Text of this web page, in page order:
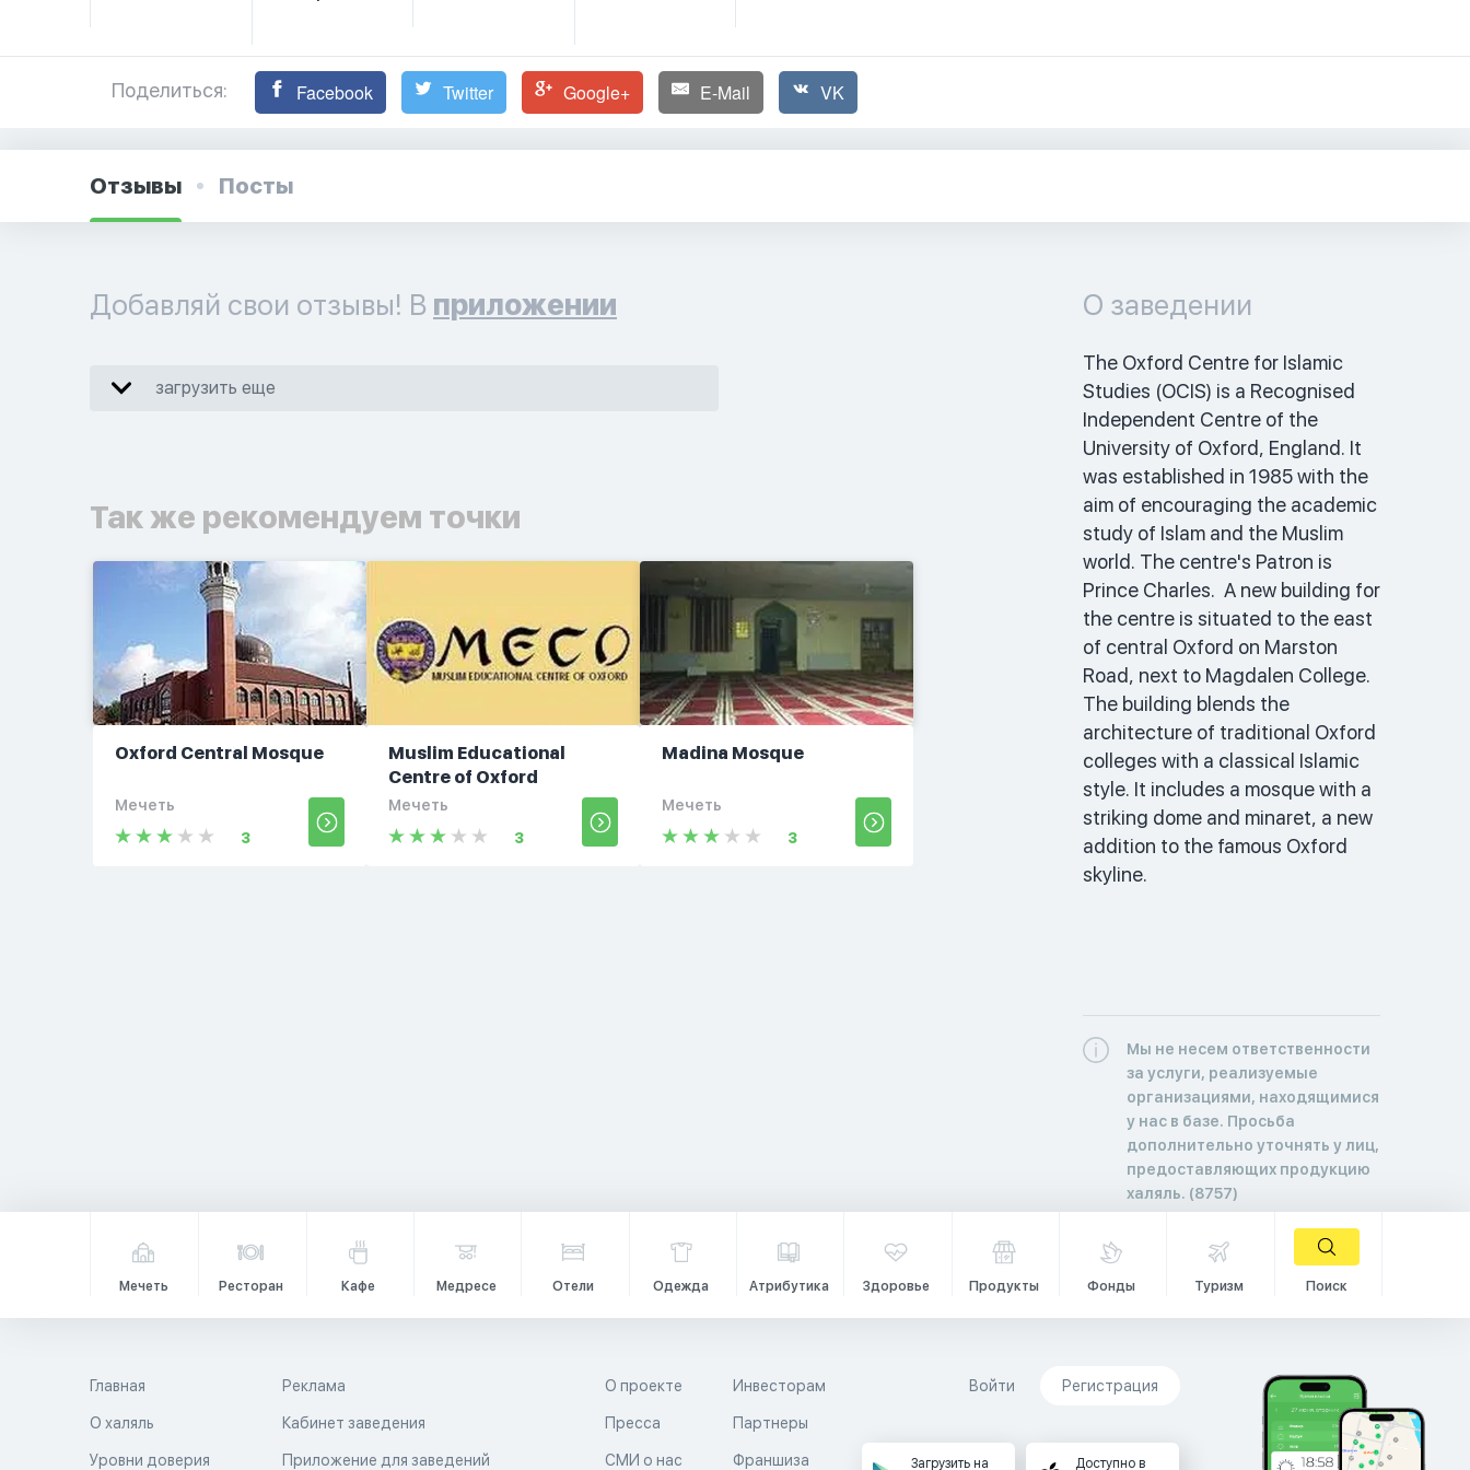
Поделиться: Facebook Twitter Google+ E-Mail VK
Отзывы Посты
Добавляй свои отзывы! В приложении
загрузить еще
Так же рекомендуем точки
Oxford Central Mosque
Мечеть
3
Muslim Educational
Centre of Oxford
Мечеть
3
Madina Mosque
Мечеть
3
О заведении
The Oxford Centre for Islamic
Studies (OCIS) is a Recognised
Independent Centre of the
University of Oxford, England. It
was established in 1985 with the
aim of encouraging the academic
study of Islam and the Muslim
world. The centre's Patron is
Prince Charles.  A new building for
the centre is situated to the east
of central Oxford on Marston
Road, next to Magdalen College.
The building blends the
architecture of traditional Oxford
colleges with a classical Islamic
style. It includes a mosque with a
striking dome and minaret, a new
addition to the famous Oxford
skyline.
Мы не несем ответственности
за услуги, реализуемые
организациями, находящимися
у нас в базе. Просьба
дополнительно уточнять у лиц,
предоставляющих продукцию
халяль. (8757)
Мечеть Ресторан Кафе Медресе Отели Одежда Атрибутика Здоровье Продукты Фонды Туризм Поиск
Главная
О халяль
Уровни доверия
Реклама
Кабинет заведения
Приложение для заведений
О проекте
Пресса
СМИ о нас
Инвесторам
Партнеры
Франшиза
Войти Регистрация
Загрузить на Доступно в